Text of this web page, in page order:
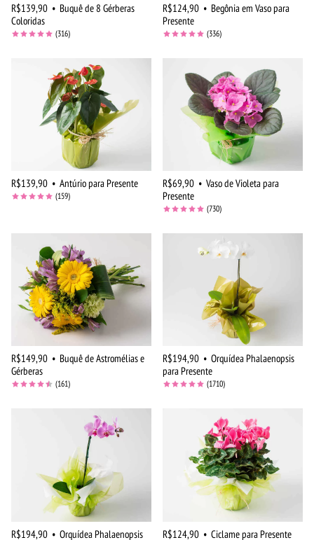
R$139,90 • Buquê de 8 Gérberas
Coloridas
(316)
R$124,90 • Begônia em Vaso para
Presente
(336)
R$139,90 • Antúrio para Presente
(159)
R$69,90 • Vaso de Violeta para
Presente
(730)
R$149,90 • Buquê de Astromélias e
Gérberas
(161)
R$194,90 • Orquídea Phalaenopsis
para Presente
(1710)
R$194,90 • Orquídea Phalaenopsis
R$124,90 • Ciclame para Presente